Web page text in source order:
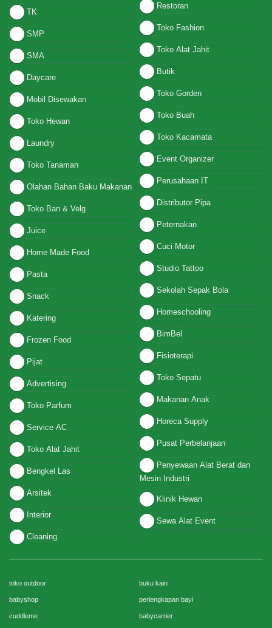
TK
SMP
SMA
Daycare
Mobil Disewakan
Toko Hewan
Laundry
Toko Tanaman
Olahan Bahan Baku Makanan
Toko Ban & Velg
Juice
Home Made Food
Pasta
Snack
Katering
Frozen Food
Pijat
Advertising
Toko Parfum
Service AC
Toko Alat Jahit
Bengkel Las
Arsitek
Interior
Cleaning
Restoran
Toko Fashion
Toko Alat Jahit
Butik
Toko Gorden
Toko Buah
Toko Kacamata
Event Organizer
Perusahaan IT
Distributor Pipa
Peternakan
Cuci Motor
Studio Tattoo
Sekolah Sepak Bola
Homeschooling
BimBel
Fisioterapi
Toko Sepatu
Makanan Anak
Horeca Supply
Pusat Perbelanjaan
Penyewaan Alat Berat dan
Mesin Industri
Klinik Hewan
Sewa Alat Event
toko outdoor buku kain
babyshop perlengkapan bayi
cuddleme babycarrier